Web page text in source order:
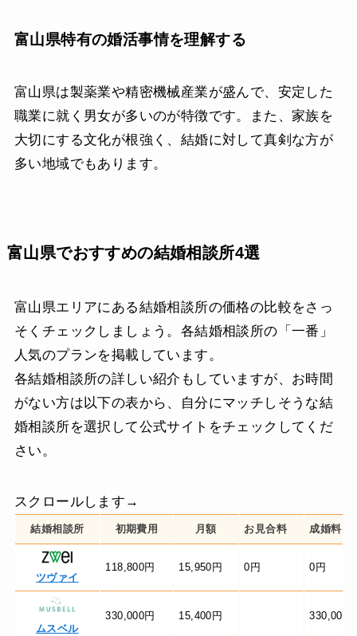
富山県特有の婚活事情を理解する
富山県は製薬業や精密機械産業が盛んで、安定した
職業に就く男女が多いのが特徴です。また、家族を
大切にする文化が根強く、結婚に対して真剣な方が
多い地域でもあります。
富山県でおすすめの結婚相談所4選
富山県エリアにある結婚相談所の価格の比較をさっ
そくチェックしましょう。各結婚相談所の「一番」
人気のプランを掲載しています。
各結婚相談所の詳しい紹介もしていますが、お時間
がない方は以下の表から、自分にマッチしそうな結
婚相談所を選択して公式サイトをチェックしてくだ
さい。
スクロールします→
結婚相談所 初期費用 月額 お見合料 成婚料
ツヴァイ
118,800円 15,950円 0円 0円
ムスベル
330,000円 15,400円 330,000